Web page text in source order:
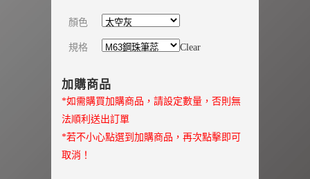
顏色
規格 Clear
加購商品
*如需購買加購商品，請設定數量，否則無
法順利送出訂單
*若不小心點選到加購商品，再次點擊即可
取消！